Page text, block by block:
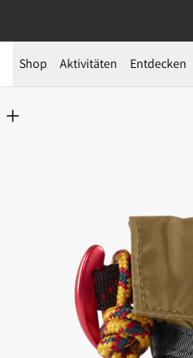
Shop Aktivitäten Entdecken